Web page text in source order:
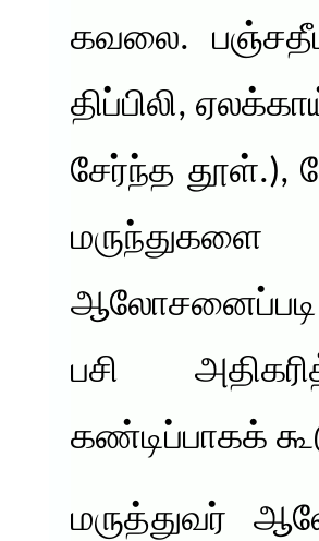
கவலை.
திப்பிலி,
சேர்ந்த தூள்.),
பசி
கண்டிப்பாகக்
மருத்துவர்